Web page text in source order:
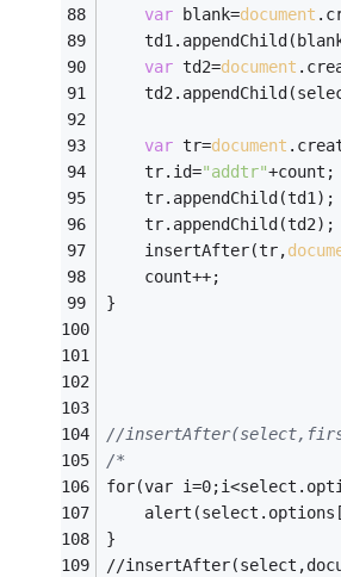
var blank=document
var td2=document
var tr=document
	tr.id=
"addtr"+count;
	tr.appendChild(td1);
	tr.appendChild(td2);
	insertAfter(tr,
	count++;
}
//
/*
for(var
}
//